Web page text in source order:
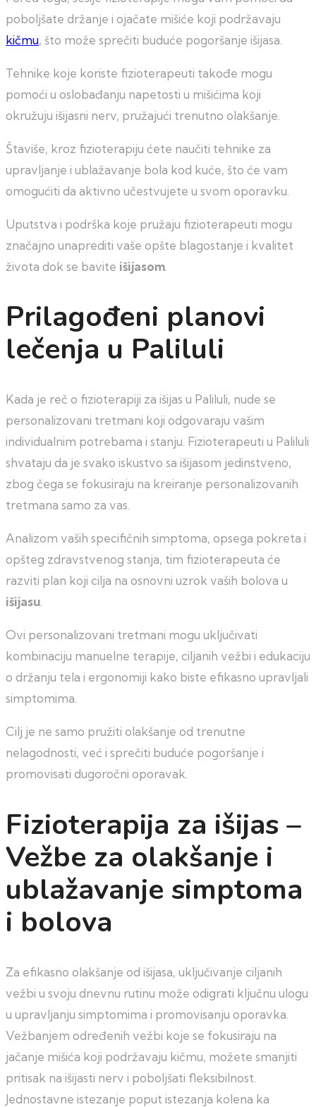
poboljšate držanje i ojačate mišiće koji podržavaju
kičmu, što može sprečiti buduće pogoršanje išijasa.
Tehnike koje koriste fizioterapeuti takođe mogu
pomoći u oslobađanju napetosti u mišićima koji
okružuju išijasni nerv, pružajući trenutno olakšanje.
Štaviše, kroz fizioterapiju ćete naučiti tehnike za
upravljanje i ublažavanje bola kod kuće, što će vam
omogućiti da aktivno učestvujete u svom oporavku.
Uputstva i podrška koje pružaju fizioterapeuti mogu
značajno unaprediti vaše opšte blagostanje i kvalitet
života dok se bavite išijasom
Prilagođeni planovi
lečenja u Paliluli
Kada je reč o fizioterapiji za išijas u Paliluli, nude se
personalizovani tretmani koji odgovaraju vašim
individualnim potrebama i stanju. Fizioterapeuti u Paliluli
shvataju da je svako iskustvo sa išijasom jedinstveno,
zbog čega se fokusiraju na kreiranje personalizovanih
tretmana samo za vas.
Analizom vaših specifičnih simptoma, opsega pokreta i
opšteg zdravstvenog stanja, tim fizioterapeuta će
razviti plan koji cilja na osnovni uzrok vaših bolova u
išijasu.
Ovi personalizovani tretmani mogu uključivati
kombinaciju manuelne terapije, ciljanih vežbi i edukaciju
o držanju tela i ergonomiji kako biste efikasno upravljali
simptomima.
Cilj je ne samo pružiti olakšanje od trenutne
nelagodnosti, već i sprečiti buduće pogoršanje i
promovisati dugoročni oporavak.
Fizioterapija za išijas –
Vežbe za olakšanje i
ublažavanje simptoma
i bolova
Za efikasno olakšanje od išijasa, uključivanje ciljanih
vežbi u svoju dnevnu rutinu može odigrati ključnu ulogu
u upravljanju simptomima i promovisanju oporavka.
Vežbanjem određenih vežbi koje se fokusiraju na
jačanje mišića koji podržavaju kičmu, možete smanjiti
pritisak na išijasti nerv i poboljšati fleksibilnost.
Jednostavne istezanje poput istezanja kolena ka